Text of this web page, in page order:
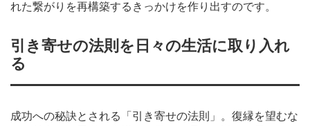
れた繋がりを再構築するきっかけを作り出すのです。
引き寄せの法則を日々の生活に取り入れ
る
成功への秘訣とされる「引き寄せの法則」。復縁を望むな